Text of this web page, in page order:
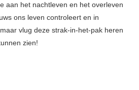
aan het nachtleven en het overleven
ons leven controleert en in
vlug deze strak-in-het-pak heren
zien!